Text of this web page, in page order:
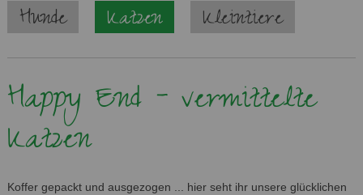
Hunde
Katzen Kleintiere
Happy End - vermittelte
Katzen
Koffer gepackt und ausgezogen ... hier seht ihr unsere glücklichen